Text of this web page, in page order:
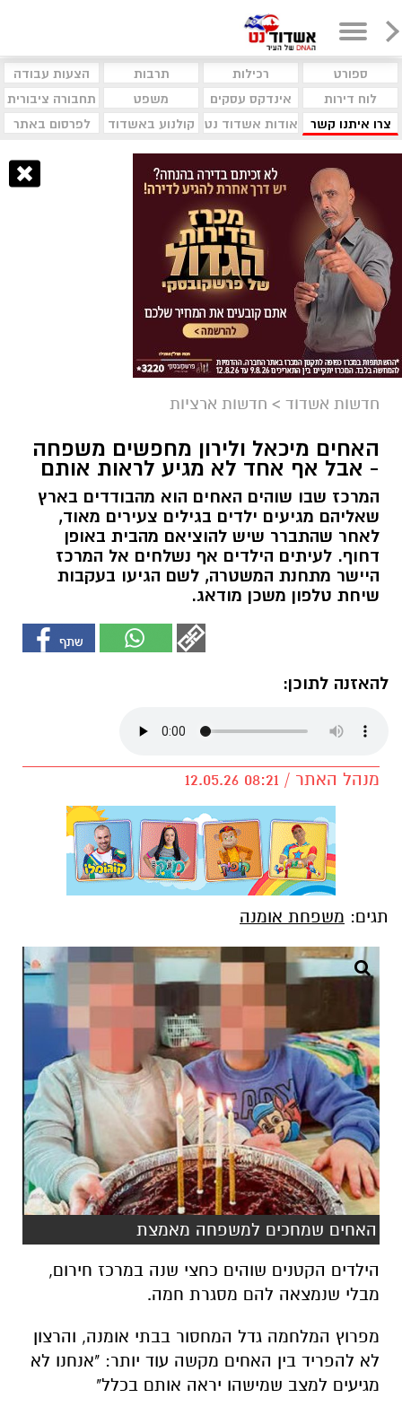
ספורט רכילות תרבות
הצעות עבודה
לוח דירות
אינדקס עסקים משפט
תחבורה ציבורית
צרו איתנו קשר
אודות אשדוד נט קולנוע באשדוד לפרסום באתר
חדשות אשדוד > חדשות ארציות
האחים מיכאל ולירון מחפשים משפחה
- אבל אף אחד לא מגיע לראות אותם
המרכז שבו שוהים האחים הוא מהבודדים בארץ
שאליהם מגיעים ילדים בגילים צעירים מאוד,
לאחר שהתברר שיש להוציאם מהבית באופן
דחוף. לעיתים הילדים אף נשלחים אל המרכז
היישר מתחנת המשטרה, לשם הגיעו בעקבות
שיחת טלפון משכן מודאג.
להאזנה לתוכן:
מנהל האתר / 08:21 12.05.26
תגים: משפחת אומנה
האחים שמחכים למשפחה מאמצת
הילדים הקטנים שוהים כחצי שנה במרכז חירום,
מבלי שנמצאה להם מסגרת חמה.
מפרוץ המלחמה גדל המחסור בבתי אומנה, והרצון
לא להפריד בין האחים מקשה עוד יותר: "אנחנו לא
מגיעים למצב שמישהו יראה אותם בכלל"